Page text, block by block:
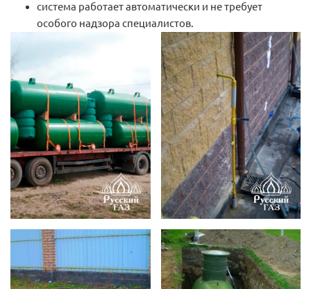
система работает автоматически и не требует
особого надзора специалистов.